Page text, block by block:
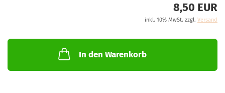
8,50 EUR
inkl. 10% MwSt. zzgl. Versand
In den Warenkorb